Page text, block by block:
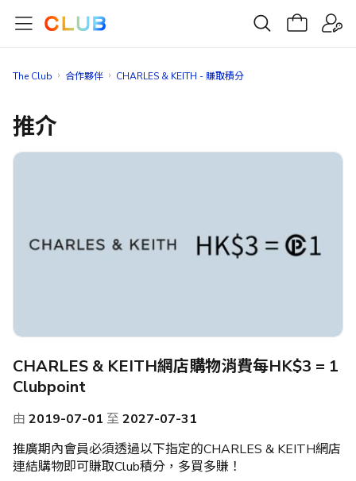
The Club 合作夥伴 CHARLES & KEITH - 賺取積分
推介
CHARLES & KEITH網店購物消費每HK$3 = 1
Clubpoint
由 2019-07-01 至 2027-07-31
推廣期內會員必須透過以下指定的CHARLES & KEITH網店
連結購物即可賺取Club積分，多買多賺！